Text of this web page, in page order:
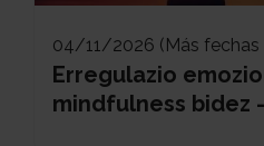
04/11/2026 (Más fechas
Erregulazio
mindfulness bidez -